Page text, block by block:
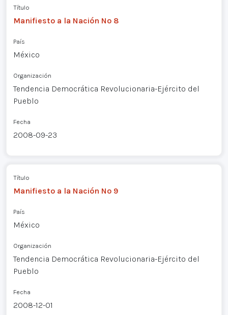
Título
Manifiesto a la Nación Nº 8
País
México
Organización
Tendencia Democrática Revolucionaria-Ejército del
Pueblo
Fecha
2008-09-23
Título
Manifiesto a la Nación Nº 9
País
México
Organización
Tendencia Democrática Revolucionaria-Ejército del
Pueblo
Fecha
2008-12-01